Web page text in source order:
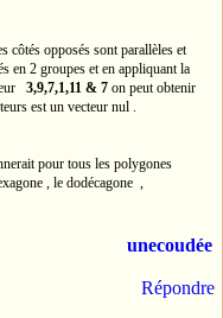
côtés opposés sont parallèles et
en 2 groupes et en appliquant la
3,9,7,1,11 & 7 on peut obtenir
est un vecteur nul .
pour tous les polygones
, le dodécagone ,
unecoudée
Répondre